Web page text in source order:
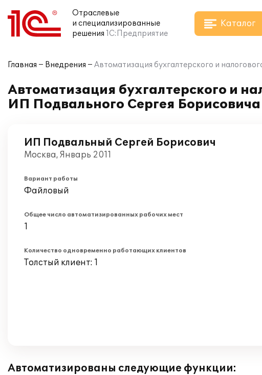
Отраслевые
и специализированные
решения 1С:Предприятие
Каталог
Главная Внедрения Автоматизация бухгалтерского и
Автоматизация бухгалтерского и
ИП Подвального Сергея Борисовича
ИП Подвальный Сергей Борисович
Москва, Январь 2011
Вариант работы
Файловый
Общее число автоматизированных рабочих мест
1
Количество одновременно работающих клиентов
Толстый клиент: 1
Автоматизированы следующие функции: